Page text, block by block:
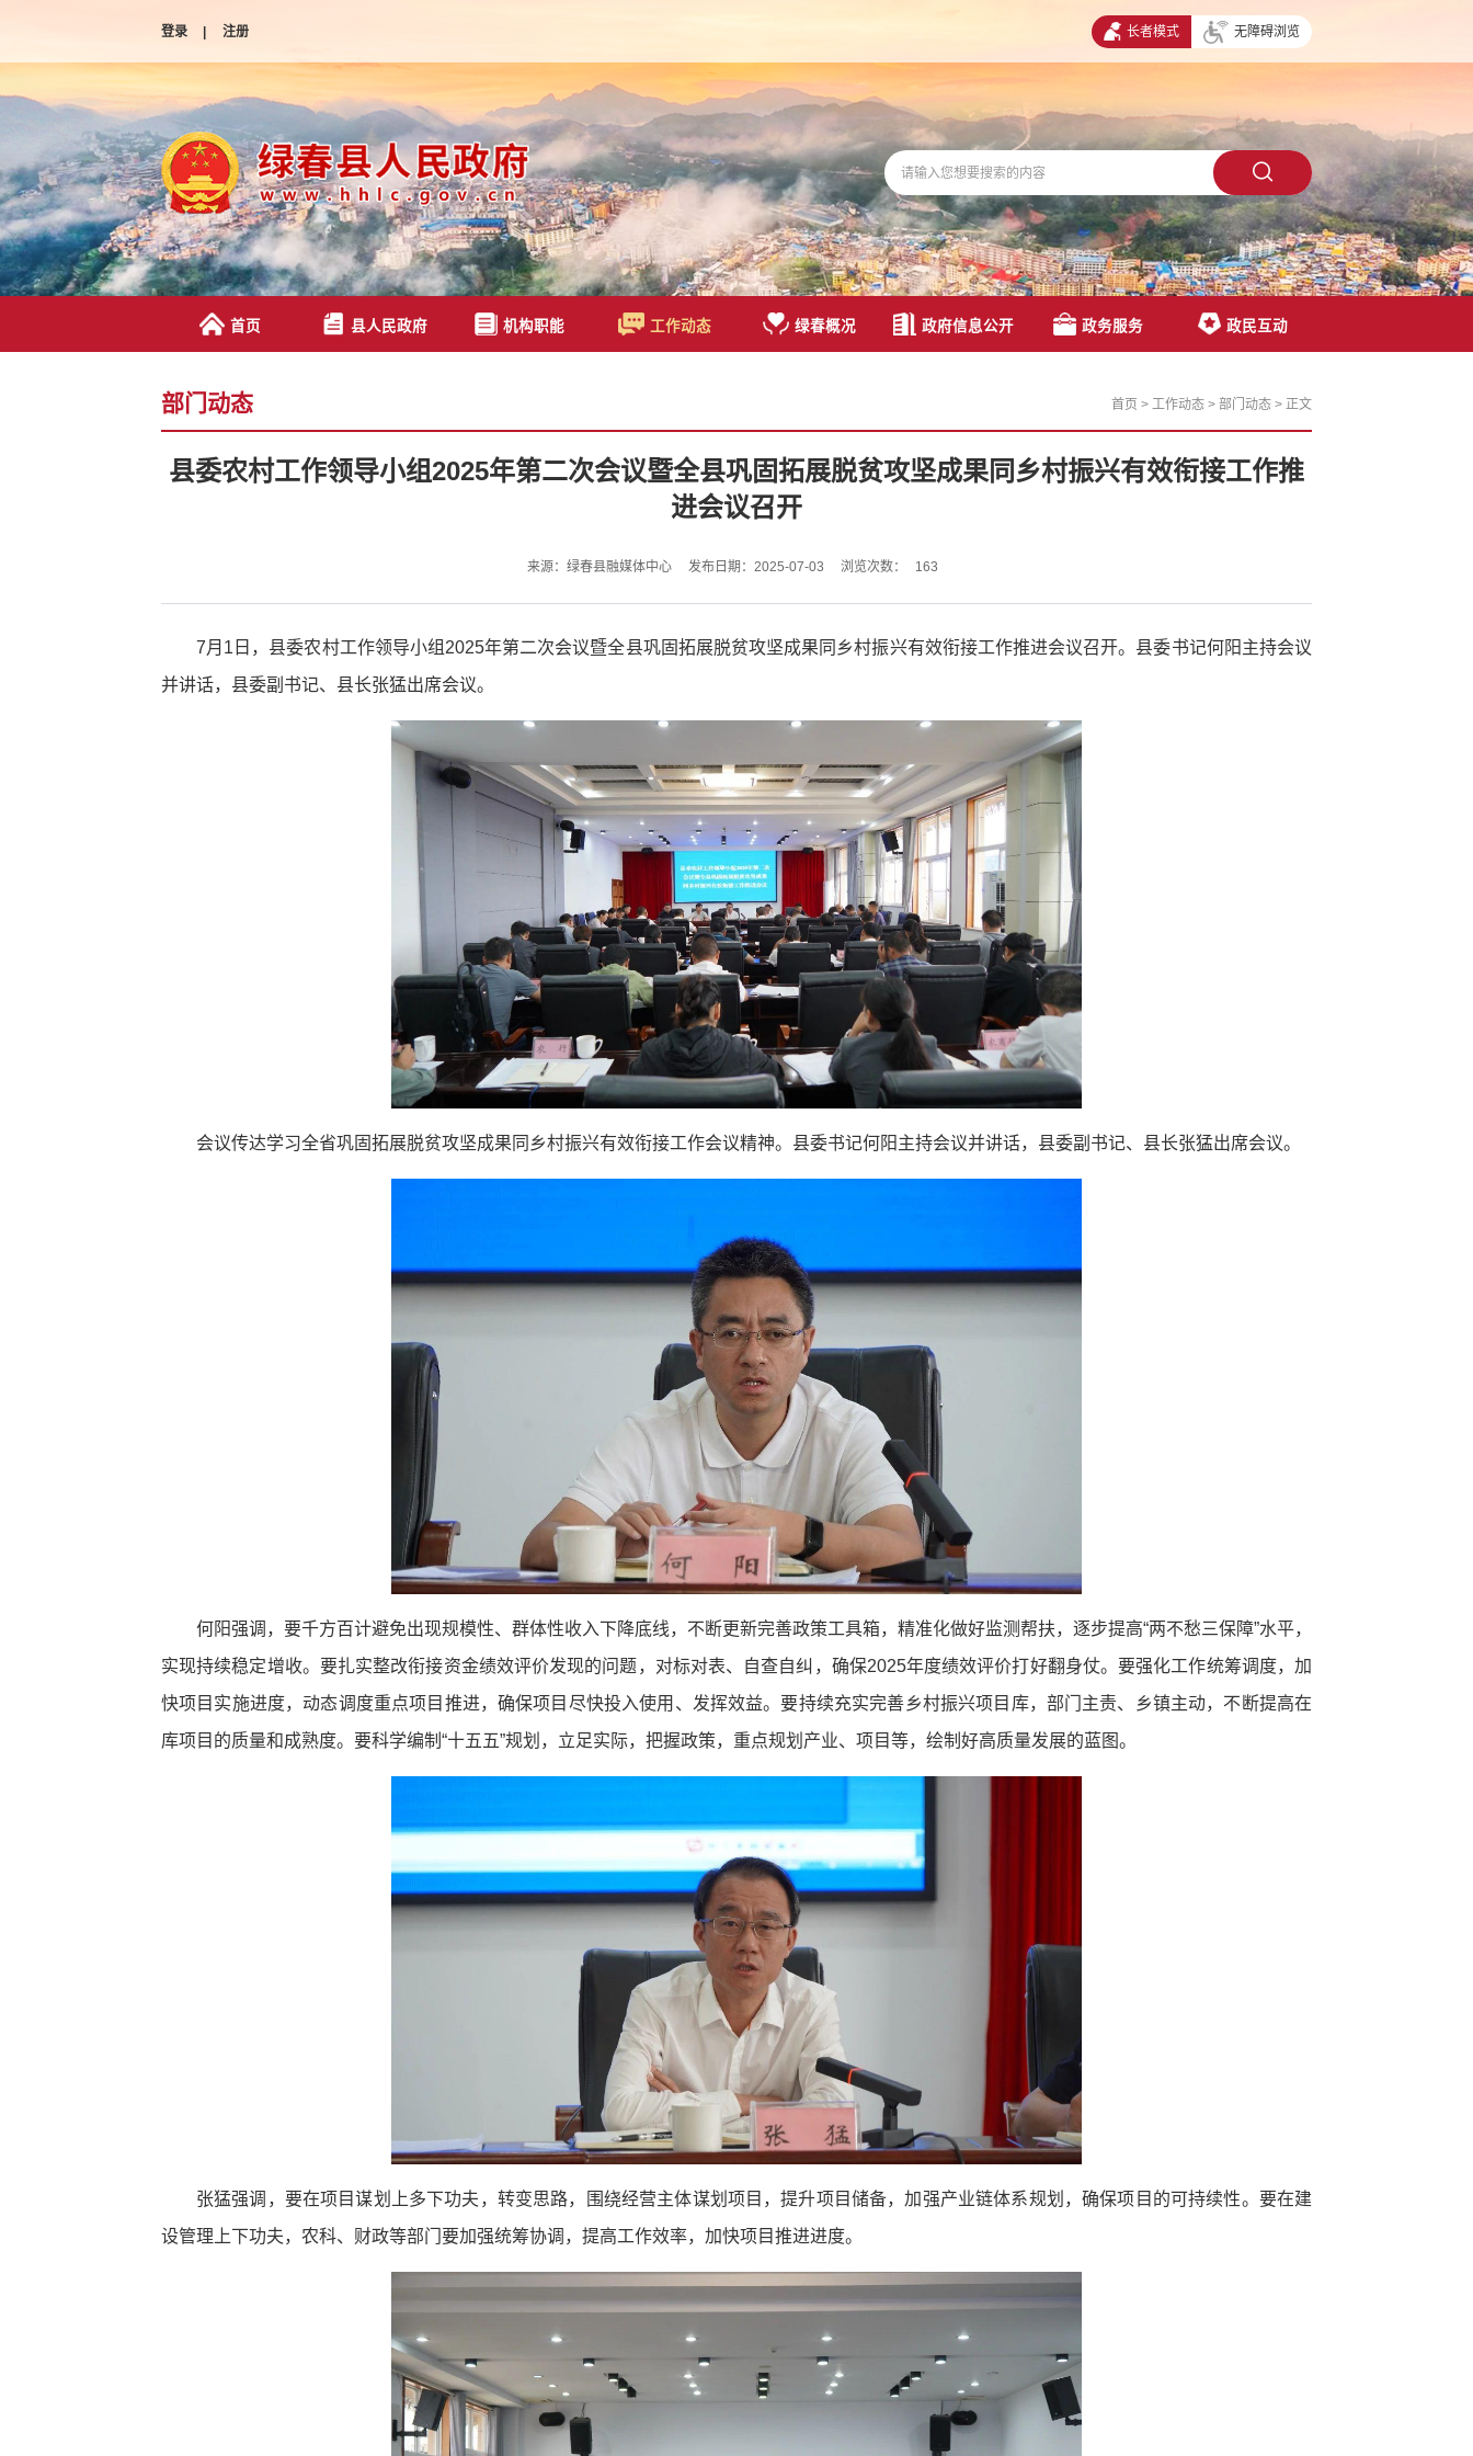
登录 | 注册 长者模式 无障碍浏览
首页 县人民政府 机构职能 工作动态 绿春概况 政府信息公开 政务服务 政民互动
部门动态 首页 > 工作动态 > 部门动态 > 正文
县委农村工作领导小组2025年第二次会议暨全县巩固拓展脱贫攻坚成果同乡村振兴有效衔接工作推
进会议召开
来源：绿春县融媒体中心 发布日期：2025-07-03 浏览次数： 163
7月1日，县委农村工作领导小组2025年第二次会议暨全县巩固拓展脱贫攻坚成果同乡村振兴有效衔接工作推进会议召开。县委书记何阳主持会议
并讲话，县委副书记、县长张猛出席会议。
会议传达学习全省巩固拓展脱贫攻坚成果同乡村振兴有效衔接工作会议精神。县委书记何阳主持会议并讲话，县委副书记、县长张猛出席会议。
何阳强调，要千方百计避免出现规模性、群体性收入下降底线，不断更新完善政策工具箱，精准化做好监测帮扶，逐步提高“两不愁三保障”水平，
实现持续稳定增收。要扎实整改衔接资金绩效评价发现的问题，对标对表、自查自纠，确保2025年度绩效评价打好翻身仗。要强化工作统筹调度，加
快项目实施进度，动态调度重点项目推进，确保项目尽快投入使用、发挥效益。要持续充实完善乡村振兴项目库，部门主责、乡镇主动，不断提高在
库项目的质量和成熟度。要科学编制“十五五”规划，立足实际，把握政策，重点规划产业、项目等，绘制好高质量发展的蓝图。
张猛强调，要在项目谋划上多下功夫，转变思路，围绕经营主体谋划项目，提升项目储备，加强产业链体系规划，确保项目的可持续性。要在建
设管理上下功夫，农科、财政等部门要加强统筹协调，提高工作效率，加快项目推进进度。